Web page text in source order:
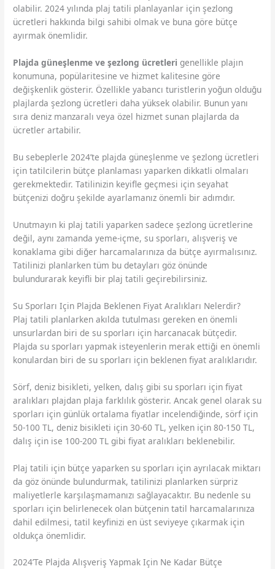
olabilir. 2024 yılında plaj tatili planlayanlar için şezlong
ücretleri hakkında bilgi sahibi olmak ve buna göre bütçe
ayırmak önemlidir.
Plajda güneşlenme ve şezlong ücretleri genellikle plajın
konumuna, popülaritesine ve hizmet kalitesine göre
değişkenlik gösterir. Özellikle yabancı turistlerin yoğun olduğu
plajlarda şezlong ücretleri daha yüksek olabilir. Bunun yanı
sıra deniz manzaralı veya özel hizmet sunan plajlarda da
ücretler artabilir.
Bu sebeplerle 2024’te plajda güneşlenme ve şezlong ücretleri
için tatilcilerin bütçe planlaması yaparken dikkatli olmaları
gerekmektedir. Tatilinizin keyifle geçmesi için seyahat
bütçenizi doğru şekilde ayarlamanız önemli bir adımdır.
Unutmayın ki plaj tatili yaparken sadece şezlong ücretlerine
değil, aynı zamanda yeme-içme, su sporları, alışveriş ve
konaklama gibi diğer harcamalarınıza da bütçe ayırmalısınız.
Tatilinizi planlarken tüm bu detayları göz önünde
bulundurarak keyifli bir plaj tatili geçirebilirsiniz.
Su Sporları Için Plajda Beklenen Fiyat Aralıkları Nelerdir?
Plaj tatili planlarken akılda tutulması gereken en önemli
unsurlardan biri de su sporları için harcanacak bütçedir.
Plajda su sporları yapmak isteyenlerin merak ettiği en önemli
konulardan biri de su sporları için beklenen fiyat aralıklarıdır.
Sörf, deniz bisikleti, yelken, dalış gibi su sporları için fiyat
aralıkları plajdan plaja farklılık gösterir. Ancak genel olarak su
sporları için günlük ortalama fiyatlar incelendiğinde, sörf için
50-100 TL, deniz bisikleti için 30-60 TL, yelken için 80-150 TL,
dalış için ise 100-200 TL gibi fiyat aralıkları beklenebilir.
Plaj tatili için bütçe yaparken su sporları için ayrılacak miktarı
da göz önünde bulundurmak, tatilinizi planlarken sürpriz
maliyetlerle karşılaşmamanızı sağlayacaktır. Bu nedenle su
sporları için belirlenecek olan bütçenin tatil harcamalarınıza
dahil edilmesi, tatil keyfinizi en üst seviyeye çıkarmak için
oldukça önemlidir.
2024’Te Plajda Alışveriş Yapmak Için Ne Kadar Bütçe